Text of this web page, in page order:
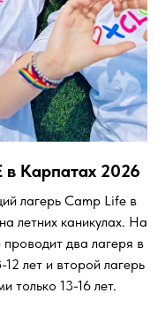
в Карпатах 2026
лагерь Camp Life в
летних каникулах. На
два лагеря в
лет и второй лагерь
только 13-16 лет.